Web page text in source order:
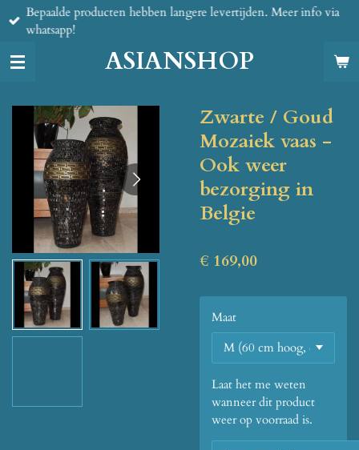
Ga
direct
de
ASIANSHOP
Bepaalde producten hebben langere levertijden. Meer info via
whatsapp!
Zwarte / Goud
Mozaiek vaas -
Ook weer
bezorging in
Belgie
€ 169,00
Maat
Laat het me weten
wanneer dit product
weer op voorraad is.